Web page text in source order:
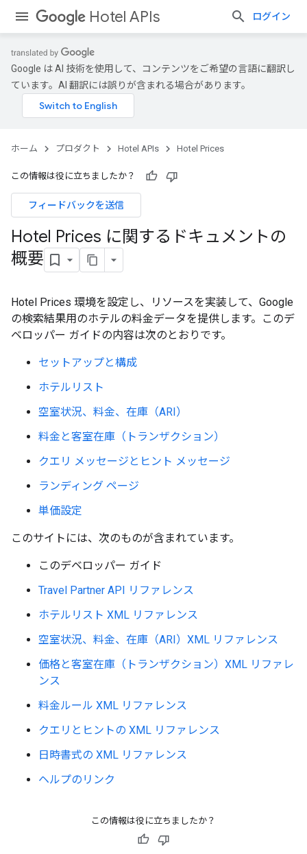
Hotel APIs ログイン
Google は AI 技術を使用して、コンテンツをご希望の言語に翻訳し
ています。AI 翻訳には誤りが含まれる場合があります。
ホーム プロダクト Hotel APIs Hotel Prices
この情報は役に立ちましたか？
フィードバックを送信
Hotel Prices に関するドキュメントの
概要
Hotel Prices 環境を設定し、リソースを実装して、Google
の検索結果用のホテルの料金データを提供します。このデ
ベロッパー ガイドの内容は次のとおりです。
セットアップと構成
ホテルリスト
空室状況、料金、在庫（ARI）
料金と客室在庫（トランザクション）
クエリ メッセージとヒント メッセージ
ランディング ページ
単価設定
このサイトには、次のものが含まれています。
このデベロッパー ガイド
Travel Partner API リファレンス
ホテルリスト XML リファレンス
空室状況、料金、在庫（ARI）XML リファレンス
価格と客室在庫（トランザクション）XML リファレ
ンス
料金ルール XML リファレンス
クエリとヒントの XML リファレンス
日時書式の XML リファレンス
ヘルプのリンク
この情報は役に立ちましたか？